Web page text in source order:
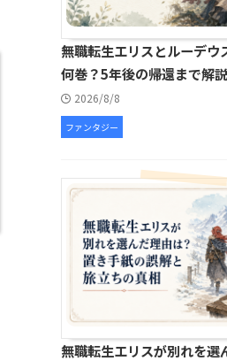
無職転生エリスとルーデウ
何巻？5年後の帰還まで解説
2026/8/8
ファンタジー
無職転生エリスが別れを選